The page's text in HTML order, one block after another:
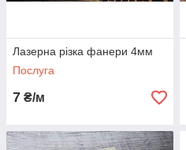
Лазерна різка фанери 4мм
Послуга
7 ₴/м